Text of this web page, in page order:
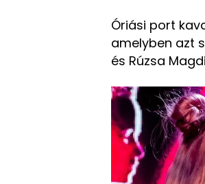
Óriási port
amelyben azt
és Rúzsa